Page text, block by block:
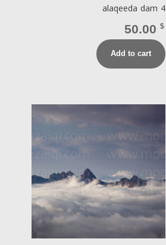
alaqeeda dam 4
50.00$
Add to cart